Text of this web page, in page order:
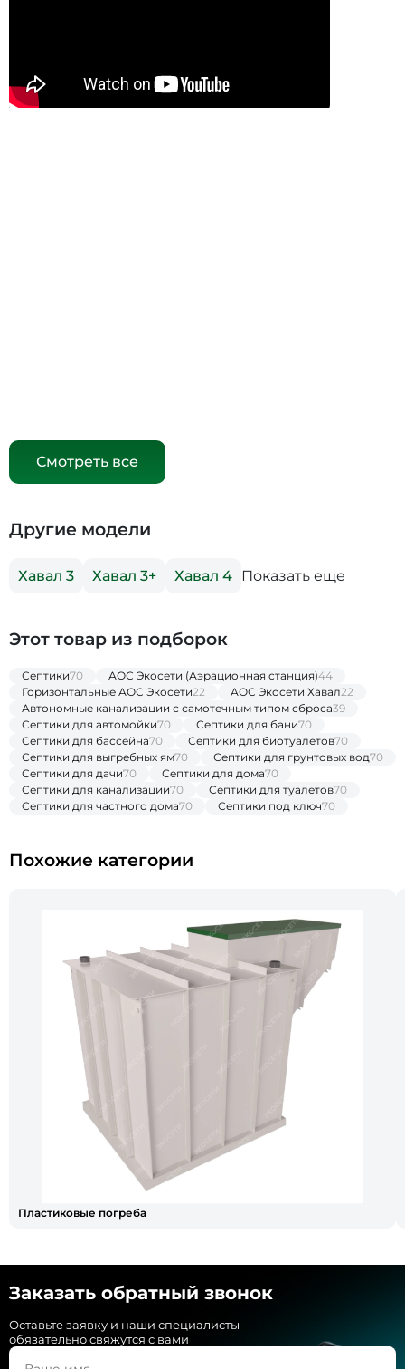
Смотреть все
Другие модели
Хавал 3 Хавал 3+ Хавал 4 Показать еще
Этот товар из подборок
Септики70 АОС Экосети (Аэрационная станция)44
Горизонтальные АОС Экосети22 АОС Экосети Хавал22
Автономные канализации с самотечным типом сброса39
Септики для автомойки70 Септики для бани70
Септики для бассейна70 Септики для биотуалетов70
Септики для выгребных ям70 Септики для грунтовых вод70
Септики для дачи70 Септики для дома70
Септики для канализации70 Септики для туалетов70
Септики для частного дома70 Септики под ключ70
Похожие категории
Пластиковые погреба
Заказать обратный звонок
Оставьте заявку и наши специалисты
обязательно свяжутся с вами